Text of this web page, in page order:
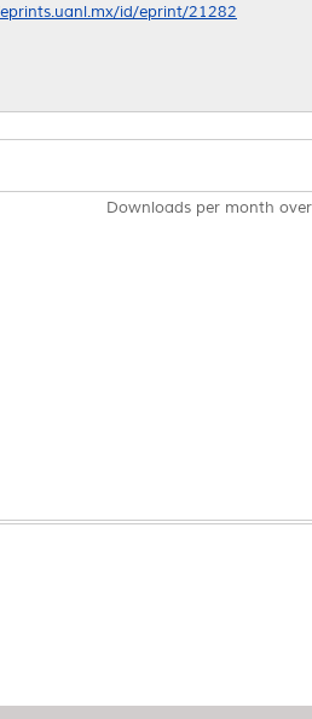
id/eprint/21282
Downloads per month